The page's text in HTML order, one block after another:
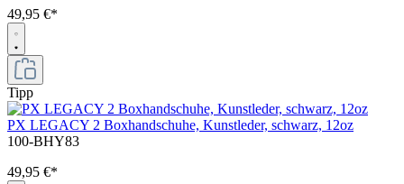
49,95 €*
Tipp
PX LEGACY 2 Boxhandschuhe, Kunstleder, schwarz, 12oz
100-BHY83
49,95 €*